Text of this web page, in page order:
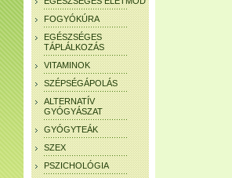
FOGYÓKÚRA
EGÉSZSÉGES
TÁPLÁLKOZÁS
VITAMINOK
SZÉPSÉGÁPOLÁS
ALTERNATÍV
GYÓGYÁSZAT
GYÓGYTEÁK
SZEX
PSZICHOLÓGIA